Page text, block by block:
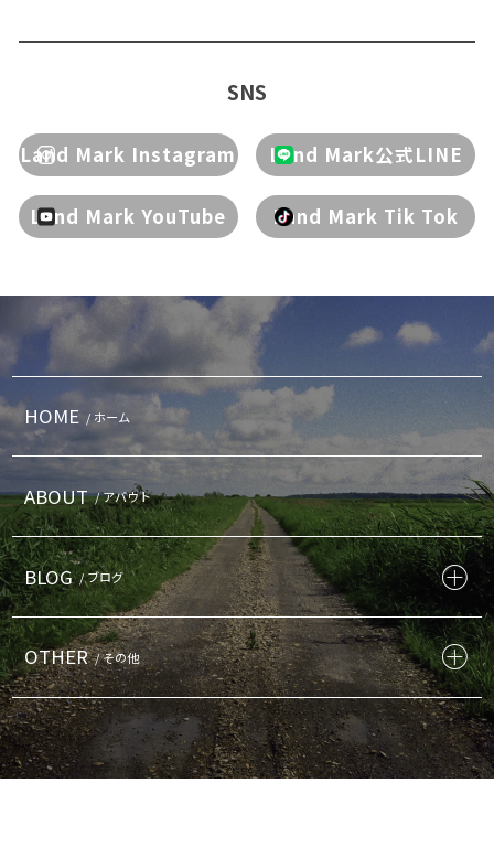
SNS
Land Mark Instagram Land Mark公式LINE
Land Mark YouTube Land Mark Tik Tok
HOME / ホーム
ABOUT / アバウト
BLOG / ブログ
OTHER / その他